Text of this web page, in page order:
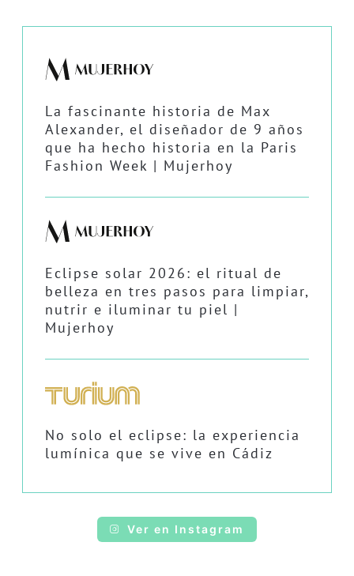
La fascinante historia de Max
Alexander, el diseñador de 9 años
que ha hecho historia en la Paris
Fashion Week | Mujerhoy
Eclipse solar 2026: el ritual de
belleza en tres pasos para limpiar,
nutrir e iluminar tu piel |
Mujerhoy
No solo el eclipse: la experiencia
lumínica que se vive en Cádiz
Ver en Instagram